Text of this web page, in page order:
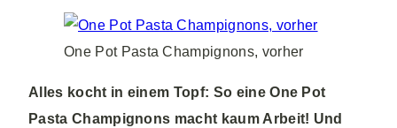
One Pot Pasta Champignons, vorher
Alles kocht in einem Topf: So eine One Pot
Pasta Champignons macht kaum Arbeit! Und